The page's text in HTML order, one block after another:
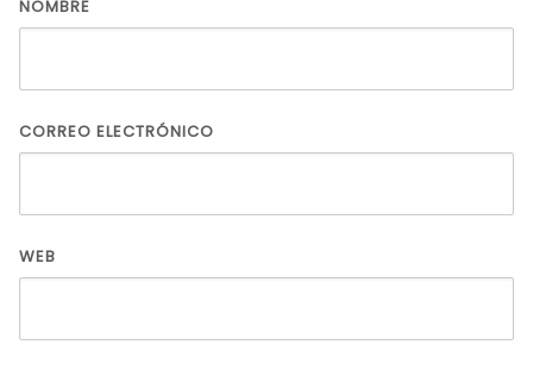
NOMBRE
CORREO ELECTRÓNICO
WEB